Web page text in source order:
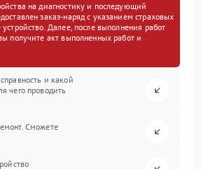
на диагностику и последующий
заказ-наряд с указанием страховых
Далее, после выполнения работ
получите акт выполненных работ и
и какой
чего проводить
Сможете